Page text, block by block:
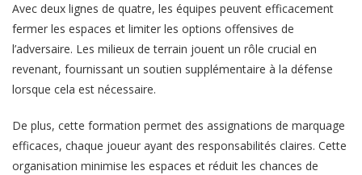
Avec deux lignes de quatre, les équipes peuvent efficacement
fermer les espaces et limiter les options offensives de
l’adversaire. Les milieux de terrain jouent un rôle crucial en
revenant, fournissant un soutien supplémentaire à la défense
lorsque cela est nécessaire.
De plus, cette formation permet des assignations de marquage
efficaces, chaque joueur ayant des responsabilités claires. Cette
organisation minimise les espaces et réduit les chances de